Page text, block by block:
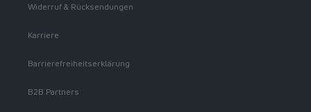
Widerruf & Rücksendungen
Karriere
Barrierefreiheitserklärung
B2B Partners